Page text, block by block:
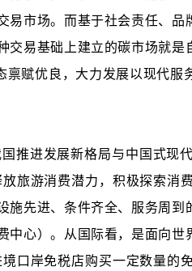
市场。而基于社会责任、
易基础上建立的碳市场就
赋优良，大力发展以现代
推进发展新格局与中国式现
旅游消费潜力，积极探索消
先进、条件齐全、服务周
心）。从国际看，是面向
口岸免税店购买一定数量的